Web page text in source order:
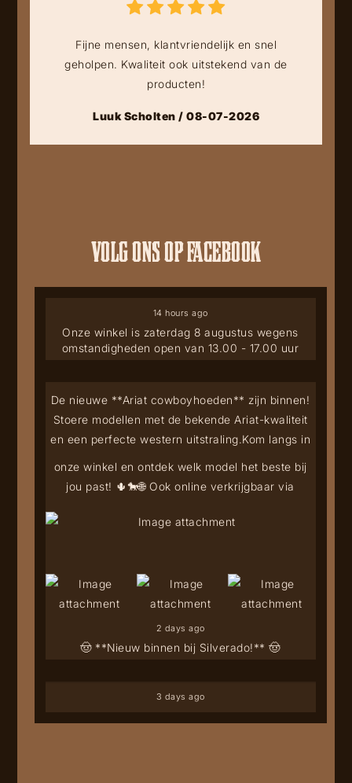
Fijne mensen, klantvriendelijk en snel
geholpen. Kwaliteit ook uitstekend van de
producten!
Luuk Scholten / 08-07-2026
VOLG ONS OP FACEBOOK
Onze winkel is zaterdag 8 augustus wegens
omstandigheden open van 13.00 - 17.00 uur
14 hours ago
🤠 **Nieuw binnen bij Silverado!** 🤠
De nieuwe **Ariat cowboyhoeden** zijn binnen!
Stoere modellen met de bekende Ariat-kwaliteit
en een perfecte western uitstraling.Kom langs in
onze winkel en ontdek welk model het beste bij
jou past! 🌵🐎🌐 Ook online verkrijgbaar via
2 days ago
3 days ago